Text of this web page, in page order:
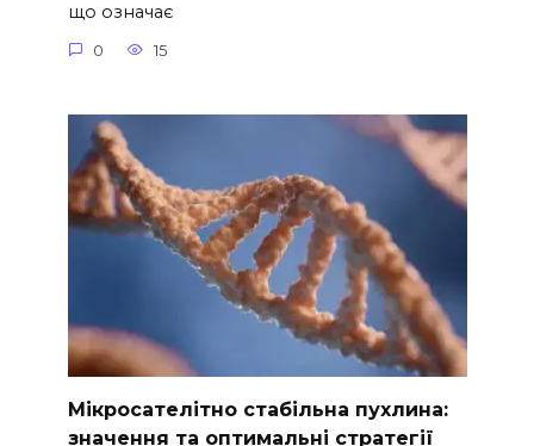
що означає
0 15
Мікросателітно стабільна пухлина:
значення та оптимальні стратегії